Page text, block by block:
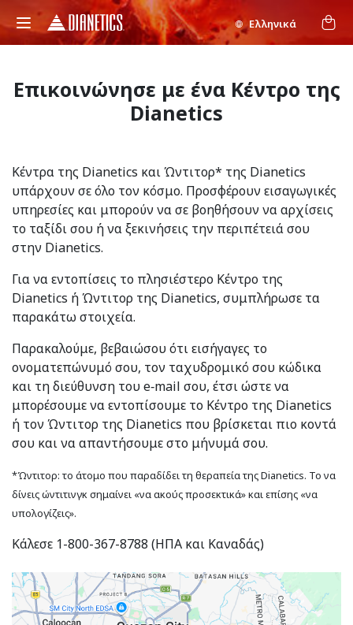
Ελληνικά
Επικοινώνησε με ένα Κέντρο της
Dianetics
Κέντρα της Dianetics και Ώντιτορ* της Dianetics
υπάρχουν σε όλο τον κόσμο. Προσφέρουν εισαγωγικές
υπηρεσίες και μπορούν να σε βοηθήσουν να αρχίσεις
το ταξίδι σου ή να ξεκινήσεις την περιπέτειά σου
στην Dianetics.
Για να εντοπίσεις το πλησιέστερο Κέντρο της
Dianetics ή Ώντιτορ της Dianetics, συμπλήρωσε τα
παρακάτω στοιχεία.
Παρακαλούμε, βεβαιώσου ότι εισήγαγες το
ονοματεπώνυμό σου, τον ταχυδρομικό σου κώδικα
και τη διεύθυνση του e‑mail σου, έτσι ώστε να
μπορέσουμε να εντοπίσουμε το Κέντρο της Dianetics
ή τον Ώντιτορ της Dianetics που βρίσκεται πιο κοντά
σου και να απαντήσουμε στο μήνυμά σου.
*Ώντιτορ: το άτομο που παραδίδει τη θεραπεία της Dianetics. Το να
δίνεις ώντιτινγκ σημαίνει «να ακούς προσεκτικά» και επίσης «να
υπολογίζεις».
Κάλεσε 1-800-367-8788 (ΗΠΑ και Καναδάς)